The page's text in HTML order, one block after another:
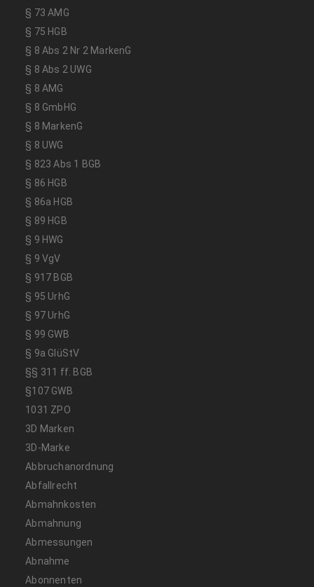
§ 73 AMG
§ 75 HGB
§ 8 Abs 2 Nr 2 MarkenG
§ 8 Abs 2 UWG
§ 8 AMG
§ 8 GmbHG
§ 8 MarkenG
§ 8 UWG
§ 823 Abs 1 BGB
§ 86 HGB
§ 86a HGB
§ 89 HGB
§ 9 HWG
§ 9 VgV
§ 917 BGB
§ 95 UrhG
§ 97 UrhG
§ 99 GWB
§ 9a GlüStV
§§ 311 ff. BGB
§107 GWB
1031 ZPO
3D Marken
3D-Marke
Abbruchanordnung
Abfallrecht
Abmahnkosten
Abmahnung
Abmessungen
Abnahme
Abonnenten